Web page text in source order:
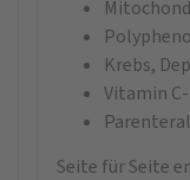
Krebs,
Vitamin
Seite für Seite